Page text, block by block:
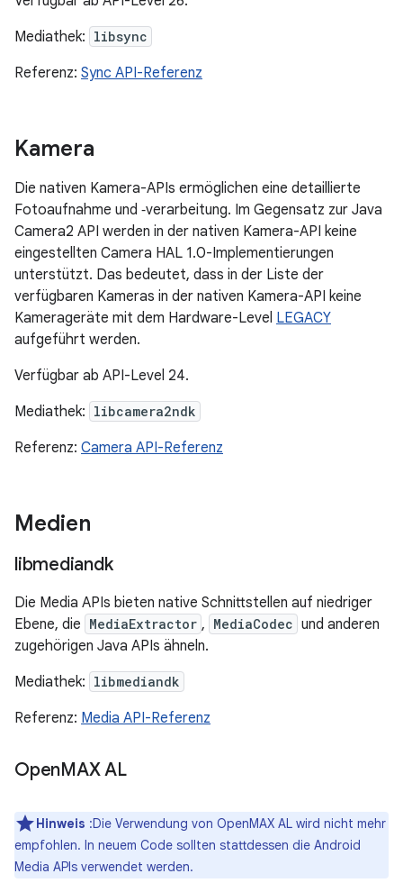
Mediathek: libsync
Referenz: Sync API-Referenz
Kamera
Die nativen Kamera-APIs ermöglichen eine detaillierte
Fotoaufnahme und ‑verarbeitung. Im Gegensatz zur Java
Camera2 API werden in der nativen Kamera-API keine
eingestellten Camera HAL 1.0-Implementierungen
unterstützt. Das bedeutet, dass in der Liste der
verfügbaren Kameras in der nativen Kamera-API keine
Kamerageräte mit dem Hardware-Level LEGACY
aufgeführt werden.
Verfügbar ab API-Level 24.
Mediathek: libcamera2ndk
Referenz: Camera API-Referenz
Medien
libmediandk
Die Media APIs bieten native Schnittstellen auf niedriger
Ebene, die MediaExtractor , MediaCodec und anderen
zugehörigen Java APIs ähneln.
Mediathek: libmediandk
Referenz: Media API-Referenz
OpenMAX AL
Hinweis :Die Verwendung von OpenMAX AL wird nicht mehr
empfohlen. In neuem Code sollten stattdessen die Android
Media APIs verwendet werden.